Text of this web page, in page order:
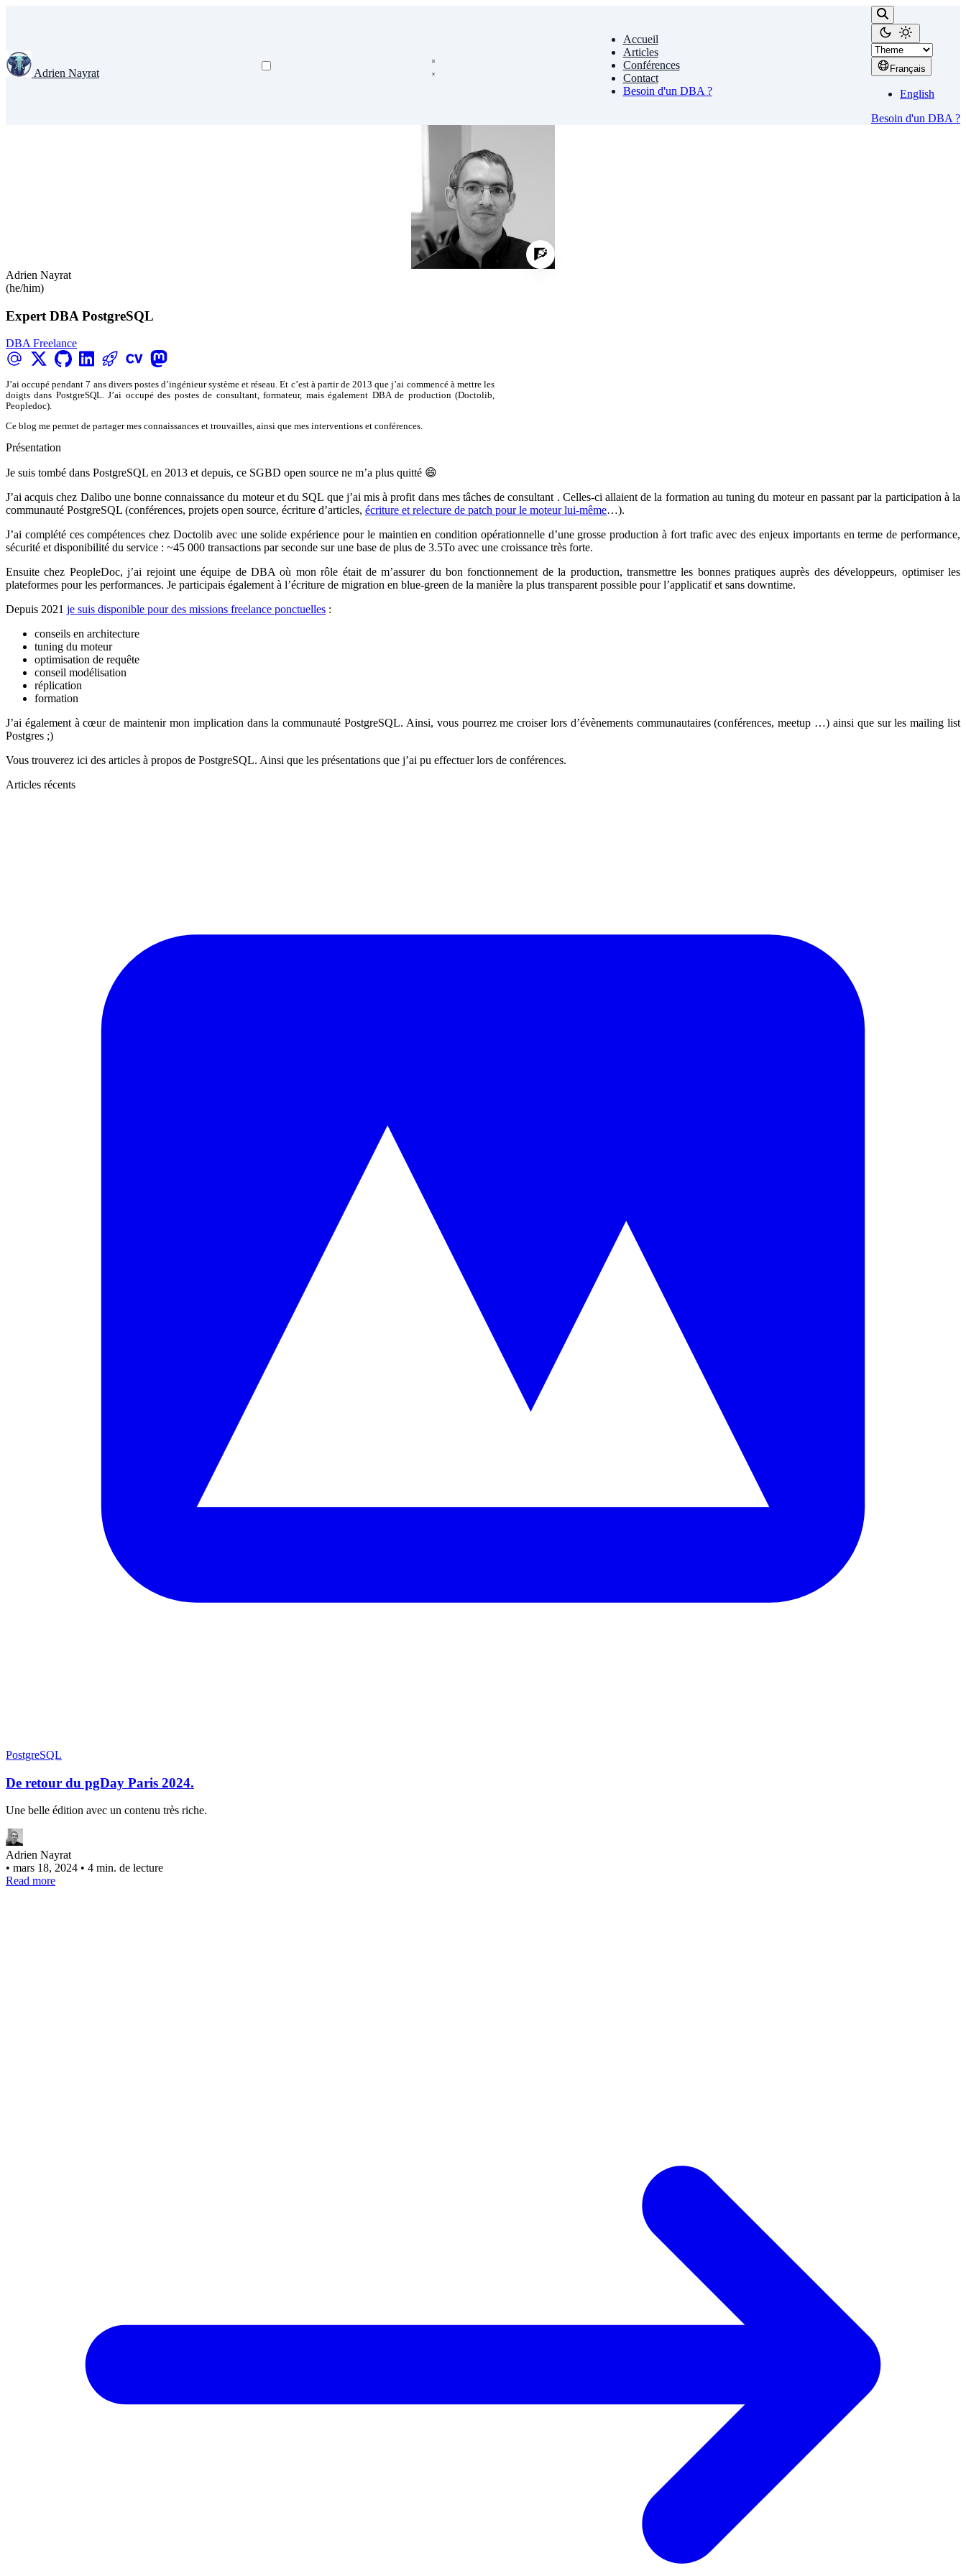
Adrien Nayrat
Accueil
Articles
Conférences
Contact
Besoin d'un DBA ?
Français
English
Besoin d'un DBA ?
🧗
Adrien Nayrat
(he/him)
Expert DBA PostgreSQL
DBA Freelance
J’ai occupé pendant 7 ans divers postes d’ingénieur système et réseau. Et c’est à partir de 2013 que j’ai commencé à mettre les
doigts dans PostgreSQL. J’ai occupé des postes de consultant, formateur, mais également DBA de production (Doctolib,
Peopledoc).
Ce blog me permet de partager mes connaissances et trouvailles, ainsi que mes interventions et conférences.
Présentation
Je suis tombé dans PostgreSQL en 2013 et depuis, ce SGBD open source ne m’a plus quitté 😄
J’ai acquis chez Dalibo une bonne connaissance du moteur et du SQL que j’ai mis à profit dans mes tâches de consultant . Celles-ci allaient de la formation au tuning du moteur en passant par la participation à la
communauté PostgreSQL (conférences, projets open source, écriture d’articles, écriture et relecture de patch pour le moteur lui-même…).
J’ai complété ces compétences chez Doctolib avec une solide expérience pour le maintien en condition opérationnelle d’une grosse production à fort trafic avec des enjeux importants en terme de performance,
sécurité et disponibilité du service : ~45 000 transactions par seconde sur une base de plus de 3.5To avec une croissance très forte.
Ensuite chez PeopleDoc, j’ai rejoint une équipe de DBA où mon rôle était de m’assurer du bon fonctionnement de la production, transmettre les bonnes pratiques auprès des développeurs, optimiser les
plateformes pour les performances. Je participais également à l’écriture de migration en blue-green de la manière la plus transparent possible pour l’applicatif et sans downtime.
Depuis 2021 je suis disponible pour des missions freelance ponctuelles :
conseils en architecture
tuning du moteur
optimisation de requête
conseil modélisation
réplication
formation
J’ai également à cœur de maintenir mon implication dans la communauté PostgreSQL. Ainsi, vous pourrez me croiser lors d’évènements communautaires (conférences, meetup …) ainsi que sur les mailing list
Postgres ;)
Vous trouverez ici des articles à propos de PostgreSQL. Ainsi que les présentations que j’ai pu effectuer lors de conférences.
Articles récents
PostgreSQL
De retour du pgDay Paris 2024.
Une belle édition avec un contenu très riche.
Adrien Nayrat
• mars 18, 2024 • 4 min. de lecture
Read more